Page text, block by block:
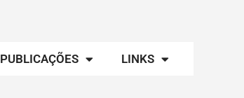
PUBLICAÇÕES LINKS